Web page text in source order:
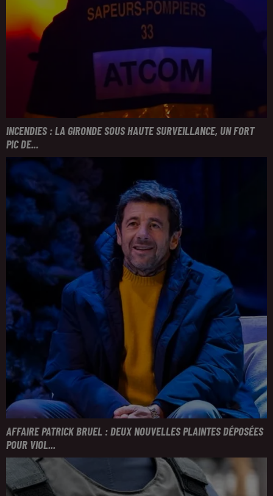
INCENDIES : LA GIRONDE SOUS HAUTE SURVEILLANCE, UN FORT
PIC DE...
AFFAIRE PATRICK BRUEL : DEUX NOUVELLES PLAINTES DÉPOSÉES
POUR VIOL...